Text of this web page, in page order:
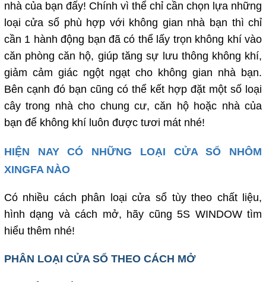
nhà của bạn đấy! Chính vì thể chỉ cần chọn lựa những
loại cửa sổ phù hợp với không gian nhà bạn thì chỉ
cần 1 hành động bạn đã có thể lấy trọn không khí vào
căn phòng căn hộ, giúp tăng sự lưu thông không khí,
giảm cảm giác ngột ngạt cho không gian nhà bạn.
Bên cạnh đó bạn cũng có thể kết hợp đặt một số loại
cây trong nhà cho chung cư, căn hộ hoặc nhà của
bạn để không khí luôn được tươi mát nhé!
HIỆN NAY CÓ NHỮNG LOẠI CỬA SỔ NHÔM
XINGFA NÀO
Có nhiều cách phân loại cửa sổ tùy theo chất liệu,
hình dạng và cách mở, hãy cũng 5S WINDOW tìm
hiểu thêm nhé!
PHÂN LOẠI CỬA SỔ THEO CÁCH MỞ